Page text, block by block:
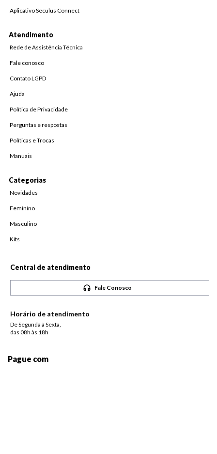
Aplicativo Seculus Connect
Atendimento
Rede de Assistência Técnica
Fale conosco
Contato LGPD
Ajuda
Política de Privacidade
Perguntas e respostas
Políticas e Trocas
Manuais
Categorias
Novidades
Feminino
Masculino
Kits
Central de atendimento
Fale Conosco
Horário de atendimento
De Segunda à Sexta,
das 08h às 18h
Pague com